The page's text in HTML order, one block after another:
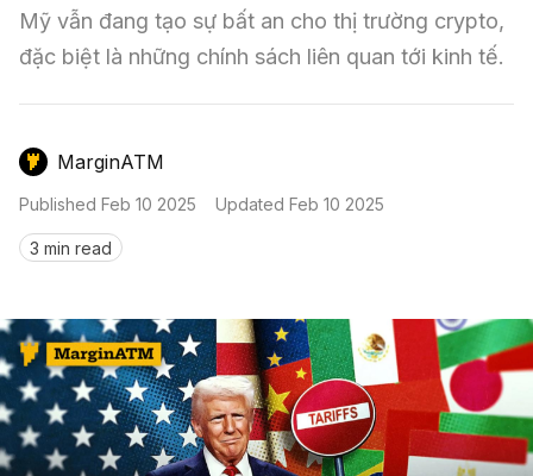
Kinh Nghiệm Đầu Tư
Sàn Giao Dịch
Mô Hình Biểu Đồ Giá
GameFi
Sign in
Mỹ vẫn đang tạo sự bất an cho thị trường crypto,
đặc biệt là những chính sách liên quan tới kinh tế.
MarginATM
Published Feb 10 2025 Updated Feb 10 2025
3 min read